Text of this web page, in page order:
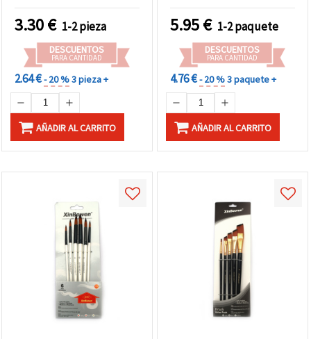
3.30€ 1-2 pieza
DESCUENTOS
PARA CANTIDAD
2.64 €- 20 %3 pieza +
AÑADIR AL CARRITO
5.95€ 1-2 paquete
DESCUENTOS
PARA CANTIDAD
4.76 €- 20 %3 paquete +
AÑADIR AL CARRITO